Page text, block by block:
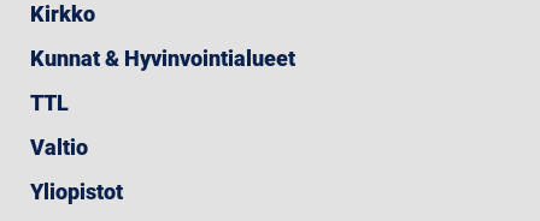
Kirkko
Kunnat & Hyvinvointialueet
TTL
Valtio
Yliopistot